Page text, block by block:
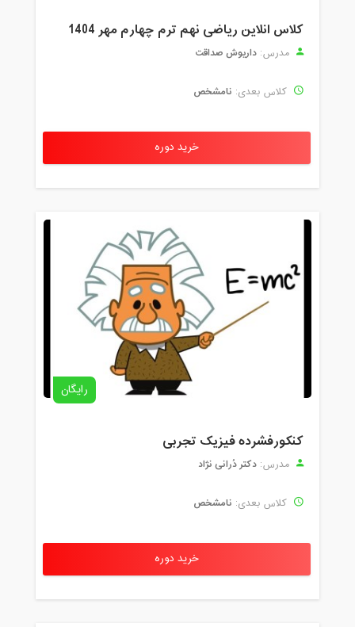
کلاس انلاین ریاضی نهم ترم چهارم مهر 1404
مدرس: داریوش صداقت
کلاس بعدی: نامشخص
خرید دوره
رایگان
کنکورفشرده فیزیک تجربی
مدرس: دکتر دُرانی نژاد
کلاس بعدی: نامشخص
خرید دوره